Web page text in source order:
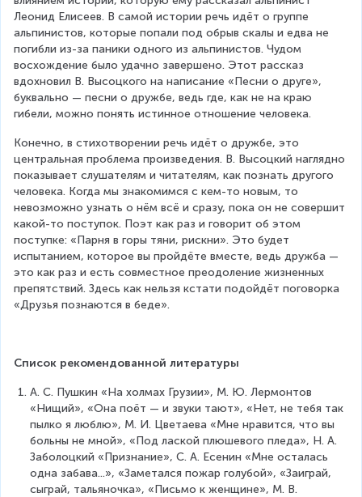
Леонид Елисеев. В самой истории речь идёт о группе
альпинистов, которые попали под обрыв скалы и едва не
погибли из-за паники одного из альпинистов. Чудом
восхождение было удачно завершено. Этот рассказ
вдохновил В. Высоцкого на написание «Песни о друге»,
буквально — песни о дружбе, ведь где, как не на краю
гибели, можно понять истинное отношение человека.
Конечно, в стихотворении речь идёт о дружбе, это
центральная проблема произведения. В. Высоцкий наглядно
показывает слушателям и читателям, как познать другого
человека. Когда мы знакомимся с кем-то новым, то
невозможно узнать о нём всё и сразу, пока он не совершит
какой-то поступок. Поэт как раз и говорит об этом
поступке: «Парня в горы тяни, рискни». Это будет
испытанием, которое вы пройдёте вместе, ведь дружба —
это как раз и есть совместное преодоление жизненных
препятствий. Здесь как нельзя кстати подойдёт поговорка
«Друзья познаются в беде».
Список рекомендованной литературы
А. С. Пушкин «На холмах Грузии», М. Ю. Лермонтов
«Нищий», «Она поёт — и звуки тают», «Нет, не тебя так
пылко я люблю», М. И. Цветаева «Мне нравится, что вы
больны не мной», «Под лаской плюшевого пледа», Н. А.
Заболоцкий «Признание», С. А. Есенин «Мне осталась
одна забава...», «Заметался пожар голубой», «Заиграй,
сыграй, тальяночка», «Письмо к женщине», М. В.